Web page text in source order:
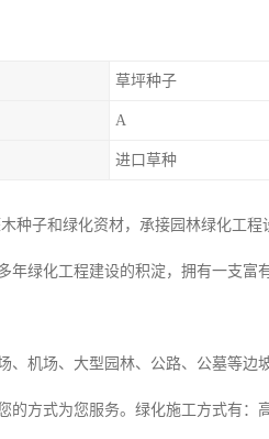
草坪种子
A
进口草种
种子和绿化资材，承接园林绿化工程
绿化工程建设的积淀，拥有一支富
机场、大型园林、公路、公墓等边
方式为您服务。绿化施工方式有：